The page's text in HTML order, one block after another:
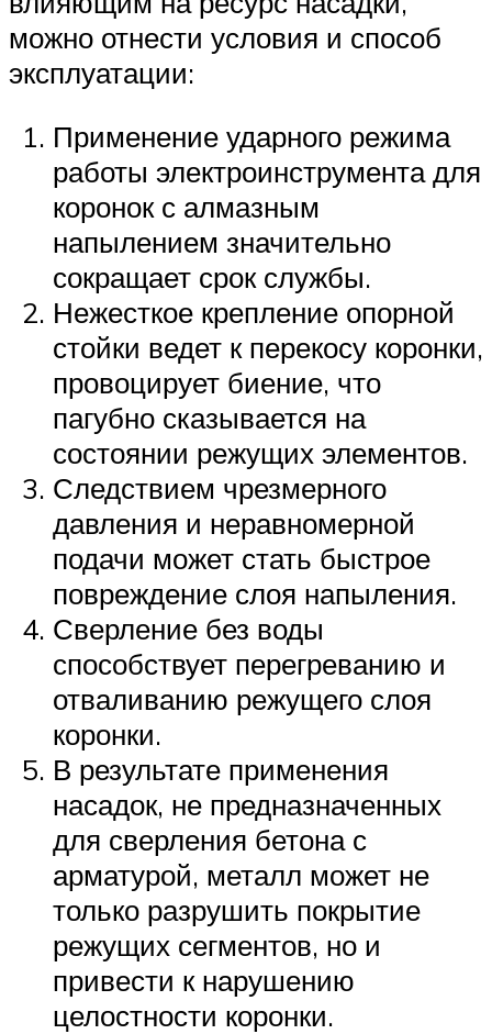
можно отнести условия и способ
эксплуатации:
Применение ударного режима
работы электроинструмента для
коронок с алмазным
напылением значительно
сокращает срок службы.
Нежесткое крепление опорной
стойки ведет к перекосу коронки,
провоцирует биение, что
пагубно сказывается на
состоянии режущих элементов.
Следствием чрезмерного
давления и неравномерной
подачи может стать быстрое
повреждение слоя напыления.
Сверление без воды
способствует перегреванию и
отваливанию режущего слоя
коронки.
В результате применения
насадок, не предназначенных
для сверления бетона с
арматурой, металл может не
только разрушить покрытие
режущих сегментов, но и
привести к нарушению
целостности коронки.